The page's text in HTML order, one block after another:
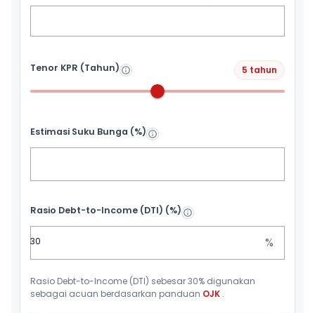
Tenor KPR (Tahun) 5 tahun
Estimasi Suku Bunga (%)
Rasio Debt-to-Income (DTI) (%)
%
Rasio Debt-to-Income (DTI) sebesar 30% digunakan
sebagai acuan berdasarkan panduan OJK .